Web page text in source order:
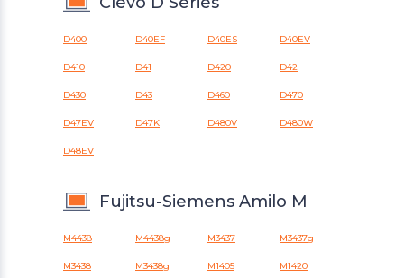
D400 D40EF D40ES D40EV
D410 D41 D420 D42
D430 D43 D460 D470
D47EV D47K D480V D480W
D48EV
Fujitsu-Siemens Amilo M
M4438 M4438g M3437 M3437g
M3438 M3438g M1405 M1420